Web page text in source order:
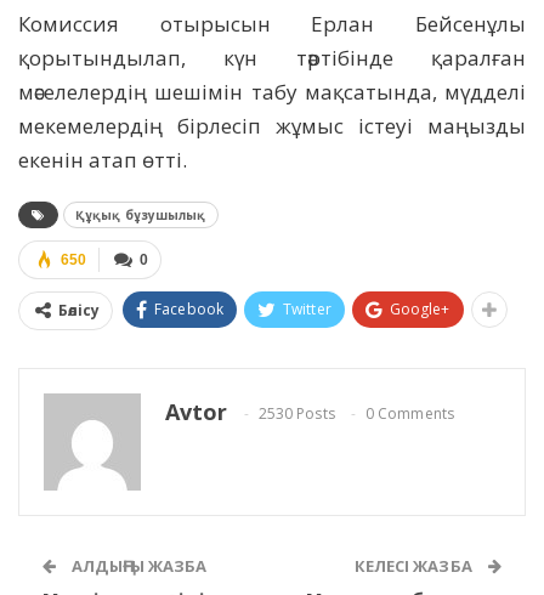
Комиссия отырысын Ерлан Бейсенұлы
қорытындылап, күн тәртібінде қаралған
мәселелердің шешімін табу мақсатында, мүдделі
мекемелердің бірлесіп жұмыс істеуі маңызды
екенін атап өтті.
Құқық бұзушылық
0
650
Бөлісу Facebook Twitter Google+
Avtor 2530 Posts 0 Comments
АЛДЫҢҒЫ ЖАЗБА КЕЛЕСІ ЖАЗБА